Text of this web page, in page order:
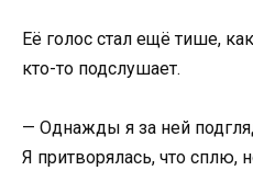
Её голос стал ещё тише,
кто-то подслушает.
— Однажды я за ней
Я притворялась, что сплю,